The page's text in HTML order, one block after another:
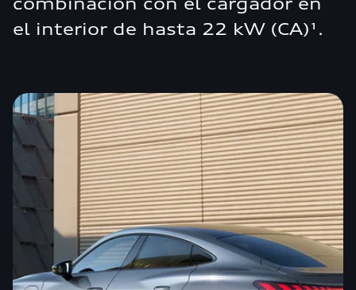
el interior de hasta 22 kW (CA)¹.